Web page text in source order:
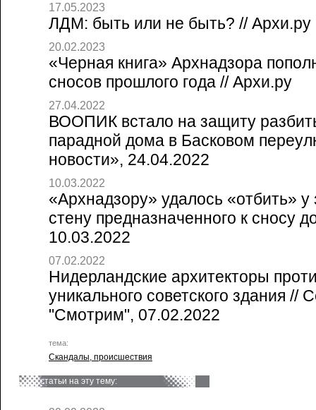
17.05.2023
ЛДМ: быть или не быть? // Архи.ру
20.02.2023
«Черная книга» Архнадзора
сносов прошлого года // Архи.ру
27.04.2022
ВООПИК встало на защиту
парадной дома в Басковом
новости», 24.04.2022
10.03.2022
«Архнадзору» удалось «отбить»
стену предназначенного к сносу
10.03.2022
07.02.2022
Нидерландские архитекторы
уникального советского здания //
"Смотрим", 07.02.2022
тема:
Скандалы, происшествия
статьи на эту тему: